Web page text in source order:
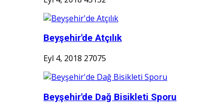
Beyşehir'de Atçılık
Eyl 4, 2018 27075
Beyşehir'de Dağ Bisikleti Sporu